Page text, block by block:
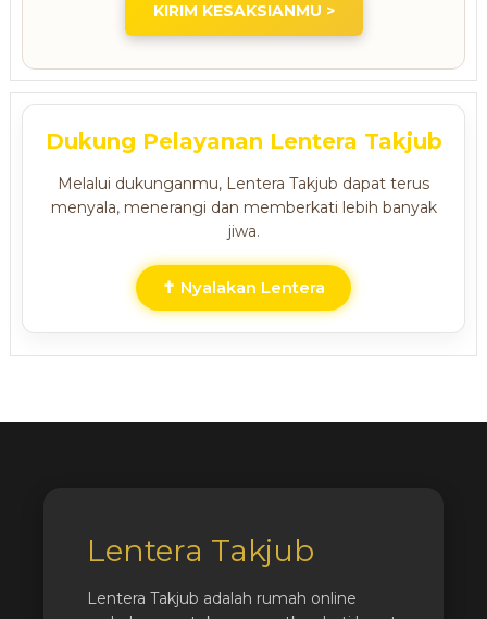
KIRIM KESAKSIANMU >
Dukung Pelayanan Lentera Takjub
Melalui dukunganmu, Lentera Takjub dapat terus
menyala, menerangi dan memberkati lebih banyak
jiwa.
✝ Nyalakan Lentera
Lentera Takjub
Lentera Takjub adalah rumah online